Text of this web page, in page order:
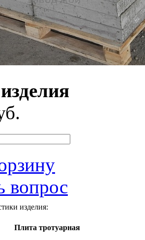
вопрос
изделия:
Плита тротуарная